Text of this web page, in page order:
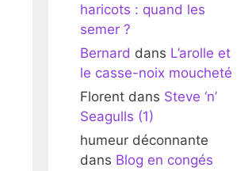
haricots : quand les
semer ?
Bernard dans L’arolle et
le casse-noix moucheté
Florent dans Steve ‘n’
Seagulls (1)
humeur déconnante
dans Blog en congés